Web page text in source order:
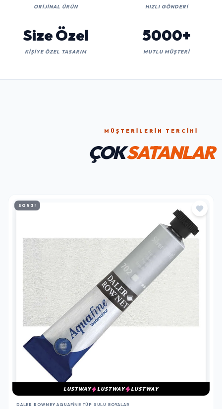
ORIJINAL ÜRÜN HIZLI GÖNDERI
Size Özel
KIŞIYE ÖZEL TASARIM
5000+
MUTLU MÜŞTERI
MÜŞTERILERIN TERCIHI
ÇOKSATANLAR
SON 3!
LUSTWAY LUSTWAY LUSTWAY
DALER ROWNEY AQUAFINE TÜP SULU BOYALAR